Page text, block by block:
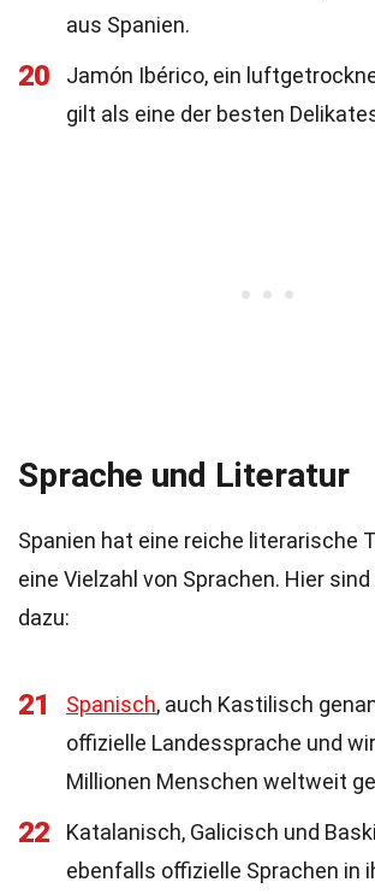
aus Spanien.
20
Jamón Ibérico, ein
gilt als eine der besten
Sprache und Literatur
Spanien hat eine reiche literarische
eine Vielzahl von Sprachen. Hier
dazu:
21 Spanisch, auch Kastilisch
offizielle Landessprache und
Millionen Menschen weltweit
22
Katalanisch, Galicisch und
ebenfalls offizielle Sprachen in